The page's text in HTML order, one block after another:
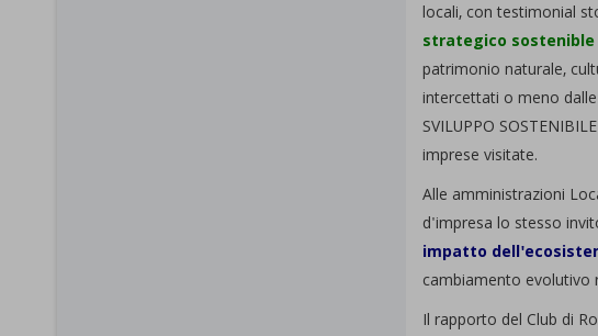
locali, con testimonial
strategico
patrimonio naturale,
intercettati o meno
SVILUPPO
imprese visitate.
Alle amministrazioni
d'impresa lo stesso
impatto
cambiamento evolutivo
Il rapporto del Club di